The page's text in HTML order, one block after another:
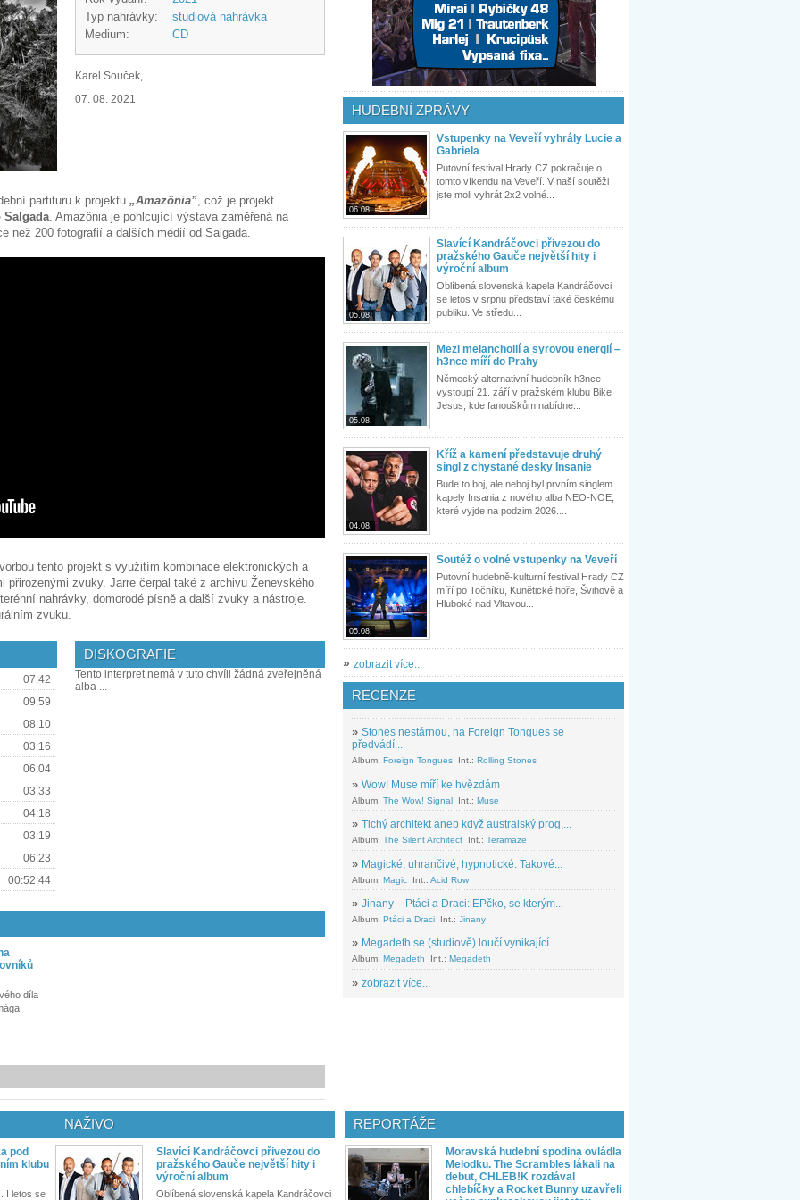
Typ nahrávky:
studiová nahrávka
Medium:
CD
Karel Souček,
07. 08. 2021
partituru k projektu „Amazônia”, což je projekt
Salgada. Amazônia je pohlcující výstava zaměřená na
než 200 fotografií a dalších médií od Salgada.
tento projekt s využitím kombinace elektronických a
přirozenými zvuky. Jarre čerpal také z archivu Ženevského
nahrávky, domorodé písně a další zvuky a nástroje.
zvuku.
07:42
09:59
08:10
03:16
06:04
03:33
04:18
03:19
06:23
00:52:44
DISKOGRAFIE
Tento interpret nemá v tuto chvíli žádná zveřejněná
alba ...
díla
HUDEBNÍ ZPRÁVY
06.08.
Vstupenky na Veveří vyhrály Lucie a
Gabriela
Putovní festival Hrady CZ pokračuje o
tomto víkendu na Veveří. V naší soutěži
jste moli vyhrát 2x2 volné...
05.08.
Slavící Kandráčovci přivezou do
pražského Gauče největší hity i
výroční album
Oblíbená slovenská kapela Kandráčovci
se letos v srpnu představí také českému
publiku. Ve středu...
05.08.
Mezi melancholií a syrovou energií –
h3nce míří do Prahy
Německý alternativní hudebník h3nce
vystoupí 21. září v pražském klubu Bike
Jesus, kde fanouškům nabídne...
04.08.
Kříž a kamení představuje druhý
singl z chystané desky Insanie
Bude to boj, ale neboj byl prvním singlem
kapely Insania z nového alba NEO-NOE,
které vyjde na podzim 2026....
05.08.
Soutěž o volné vstupenky na Veveří
Putovní hudebně-kulturní festival Hrady CZ
míří po Točníku, Kunětické hoře, Švihově a
Hluboké nad Vltavou...
» zobrazit více...
RECENZE
» Stones nestárnou, na Foreign Tongues se
předvádí...
Album: Foreign Tongues Int.: Rolling Stones
» Wow! Muse míří ke hvězdám
Album: The Wow! Signal Int.: Muse
» Tichý architekt aneb když australský prog,...
Album: The Silent Architect Int.: Teramaze
» Magické, uhrančivé, hypnotické. Takové...
Album: Magic Int.: Acid Row
» Jinany – Ptáci a Draci: EPčko, se kterým...
Album: Ptáci a Draci Int.: Jinany
» Megadeth se (studiově) loučí vynikající...
Album: Megadeth Int.: Megadeth
» zobrazit více...
pod
klubu
I letos se
NAŽIVO
Slavící Kandráčovci přivezou do
pražského Gauče největší hity i
výroční album
Oblíbená slovenská kapela Kandráčovci
REPORTÁŽE
Moravská hudební spodina ovládla
Melodku. The Scrambles lákali na
debut, CHLEB!K rozdával
chlebíčky a Rocket Bunny uzavřeli